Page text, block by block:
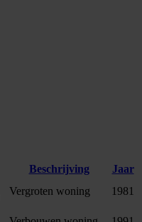
Beschrijving
Jaar
Vergroten woning 1981